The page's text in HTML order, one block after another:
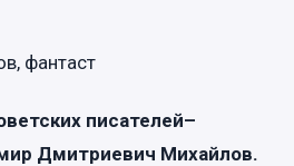
писателей–
Дмитриевич Михайлов.